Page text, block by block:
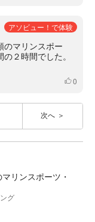
アソビュー！で体験
のマリンスポー
２時間でした。
いいね
0
次へ
リンスポーツ・
グ